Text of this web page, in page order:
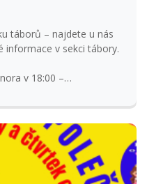
táborů – najdete u nás
informace v sekci tábory.
v 18:00 –
vámi!